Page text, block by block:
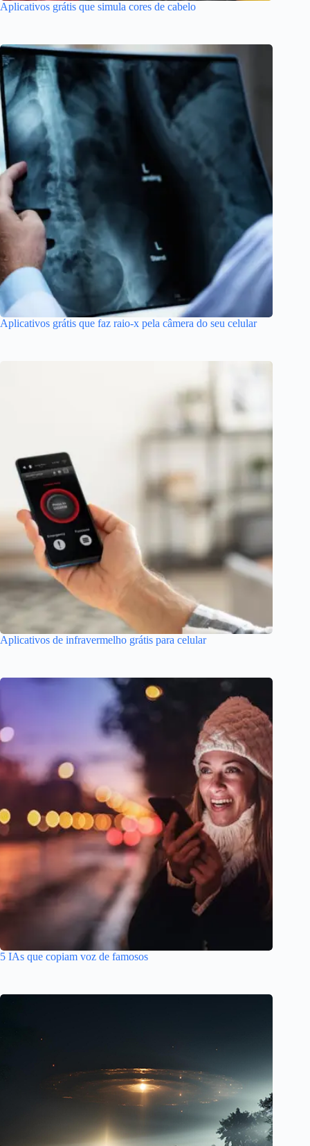
Aplicativos grátis que simula cores de cabelo
Aplicativos grátis que faz raio-x pela câmera do seu celular
Aplicativos de infravermelho grátis para celular
5 IAs que copiam voz de famosos